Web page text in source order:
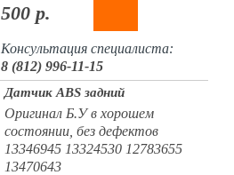
500 р.
Консультация специалиста:
8 (812) 996-11-15
Датчик ABS задний
Оригинал Б.У в хорошем
состоянии, без дефектов
13346945 13324530 12783655
13470643